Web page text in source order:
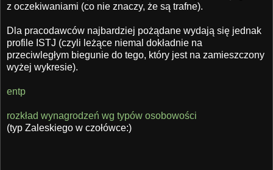
z oczekiwaniami (co nie znaczy, że są trafne).
Dla pracodawców najbardziej pożądane wydają się jednak
profile ISTJ (czyli leżące niemal dokładnie na
przeciwległym biegunie do tego, który jest na zamieszczony
wyżej wykresie).
entp
rozkład wynagrodzeń wg typów osobowości
(typ Zaleskiego w czołówce:)